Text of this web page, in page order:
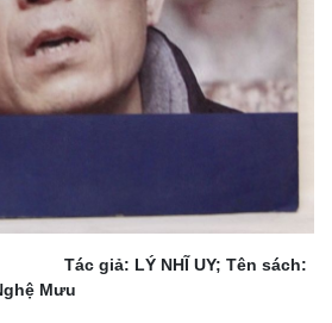
NHĨ UY; Tên sách:
Mưu